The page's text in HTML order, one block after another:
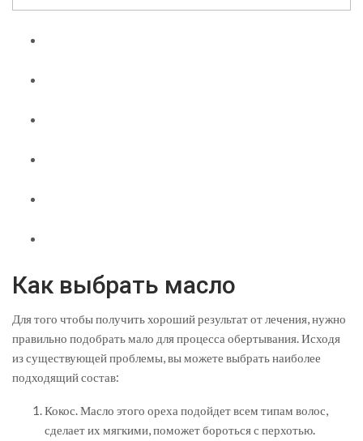
Как выбрать масло
Для того чтобы получить хороший результат от лечения, нужно
правильно подобрать мало для процесса обертывания. Исходя
из существующей проблемы, вы можете выбрать наиболее
подходящий состав:
Кокос. Масло этого ореха подойдет всем типам волос,
сделает их мягкими, поможет бороться с перхотью.